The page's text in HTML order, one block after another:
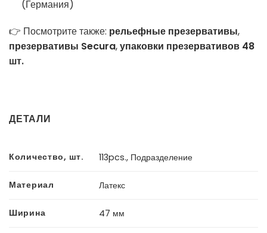
(Германия)
👉 Посмотрите также: рельефные презервативы,
презервативы Secura,упаковки презервативов 48
шт.
ДЕТАЛИ
Количество, шт. 113pcs., Подразделение
Материал Латекс
Ширина 47 мм